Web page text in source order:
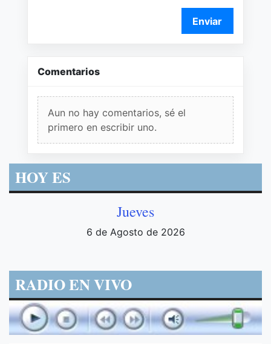
Enviar
Comentarios
Aun no hay comentarios, sé el
primero en escribir uno.
HOY ES
Jueves
6 de Agosto de 2026
RADIO EN VIVO